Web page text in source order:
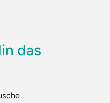
das